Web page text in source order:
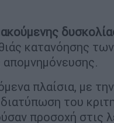
κατανόησης
απομνημόνευσης.
πλαίσια, με
του
προσοχή στις